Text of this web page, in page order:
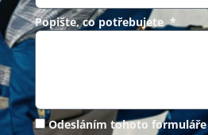
Popište, co potřebujete *
Odesláním tohoto